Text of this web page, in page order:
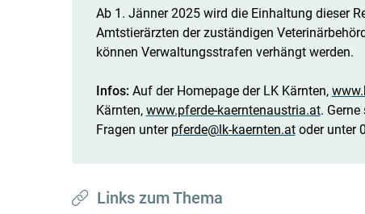
Ab 1. Jänner 2025 wird die Einhaltung dieser
Amtstierärzten der zuständigen
können Verwaltungsstrafen verhängt werden.
Infos: Auf der Homepage der LK Kärnten,
Kärnten, www.pferde-kaerntenaustria.at.
Fragen unter pferde@lk-kaernten.atoder unter
Links zum Thema